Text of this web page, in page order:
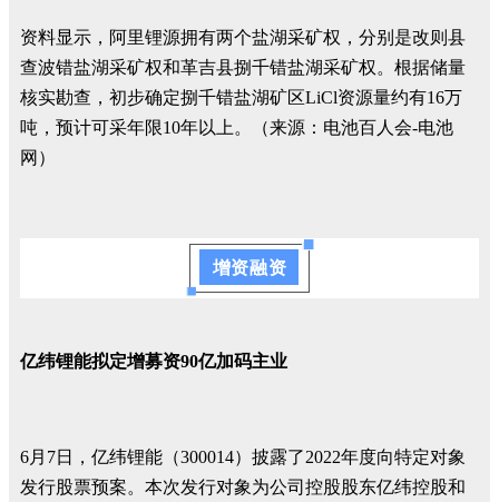
资料显示，阿里锂源拥有两个盐湖采矿权，分别是改则县
查波错盐湖采矿权和革吉县捌千错盐湖采矿权。根据储量
核实勘查，初步确定捌千错盐湖矿区LiCl资源量约有16万
吨，预计可采年限10年以上。（来源：电池百人会-电池
网）
增资融资
亿纬锂能拟定增募资90亿加码主业
6月7日，亿纬锂能（300014）披露了2022年度向特定对象
发行股票预案。本次发行对象为公司控股股东亿纬控股和